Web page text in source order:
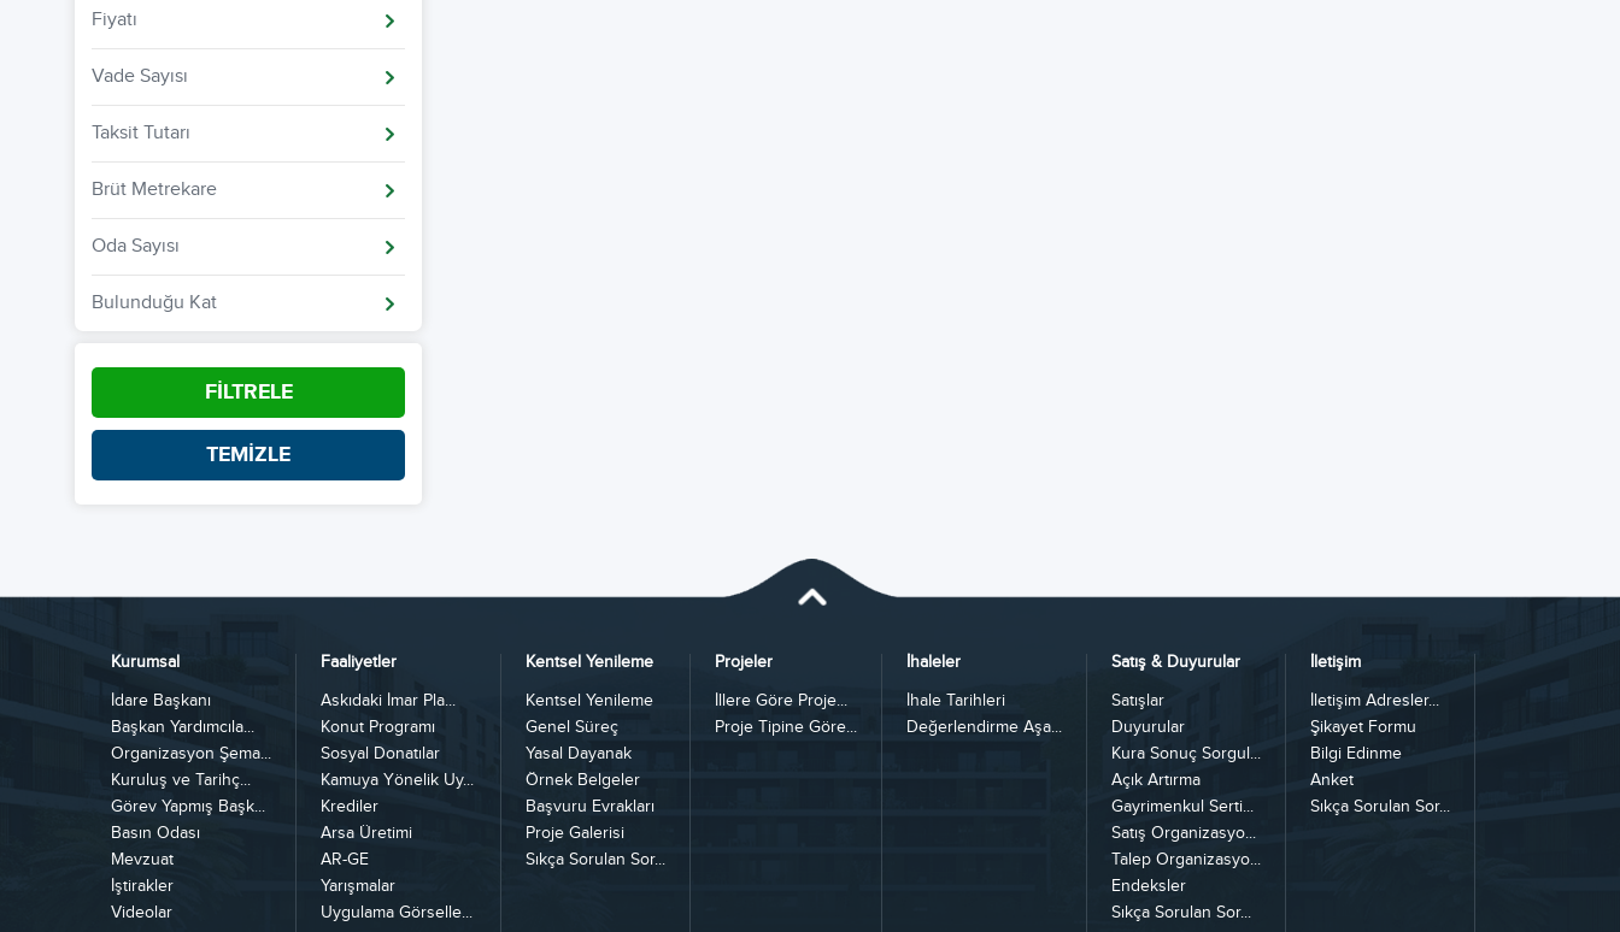
Fiyatı
Vade Sayısı
Taksit Tutarı
Brüt Metrekare
Oda Sayısı
Bulunduğu Kat
FİLTRELE
TEMİZLE
Kurumsal
İdare Başkanı
Başkan Yardımcıla...
Organizasyon Şema...
Kuruluş ve Tarihç...
Görev Yapmış Başk...
Basın Odası
Mevzuat
İştirakler
Videolar
Faaliyetler
Askıdaki İmar Pla...
Konut Programı
Sosyal Donatılar
Kamuya Yönelik Uy...
Krediler
Arsa Üretimi
AR-GE
Yarışmalar
Uygulama Görselle...
Kentsel Yenileme
Kentsel Yenileme
Genel Süreç
Yasal Dayanak
Örnek Belgeler
Başvuru Evrakları
Proje Galerisi
Sıkça Sorulan Sor...
Projeler
İllere Göre Proje...
Proje Tipine Göre...
İhaleler
İhale Tarihleri
Değerlendirme Aşa...
Satış & Duyurular
Satışlar
Duyurular
Kura Sonuç Sorgul...
Açık Artırma
Gayrimenkul Serti...
Satış Organizasyo...
Talep Organizasyo...
Endeksler
Sıkça Sorulan Sor...
İletişim
İletişim Adresler...
Şikayet Formu
Bilgi Edinme
Anket
Sıkça Sorulan Sor...